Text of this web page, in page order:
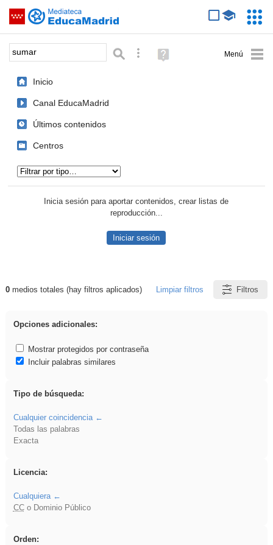
Saltar navegación
Palabra o frase: Búsqueda avanzada
Ayuda
(en
Inicio
Canal EducaMadrid
Últimos contenidos
Centros
Inicia sesión para aportar contenidos, crear listas de
reproducción...
Iniciar sesión
Resultados de: sumar
0medios totales (hay filtros aplicados) Limpiar filtros Filtros
Opciones adicionales:
Mostrar protegidos por contraseña
Incluir palabras similares
Tipo de búsqueda:
Cualquier coincidencia
Todas las palabras
Exacta
Licencia:
Cualquiera
CCo Dominio Público
Orden: